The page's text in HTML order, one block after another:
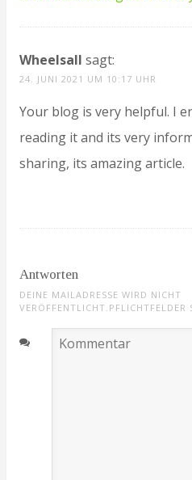
Wheelsall sagt:
24. JUNI 2021 UM 10:17 UHR
Your blog is very helpful. I
reading it and its very
sharing, its amazing article.
Antworten
DEINE MAILADRESSE WIRD NICHT
VERÖFFENTLICHT.PFLICHTFELDER
Kommentar